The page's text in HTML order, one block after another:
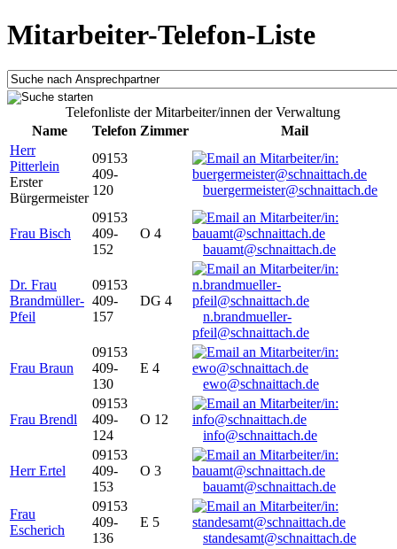
Mitarbeiter-Telefon-Liste
Telefonliste der Mitarbeiter/innen der Verwaltung
Name
Telefon Zimmer
Mail
Herr
Pitterlein
Erster
Bürgermeister
09153
409-
120
buergermeister@schnaittach.de
Frau Bisch
09153
409-
152
O 4
bauamt@schnaittach.de
Dr. Frau
Brandmüller-
Pfeil
09153
409-
157
DG 4
n.brandmueller-
pfeil@schnaittach.de
Frau Braun
09153
409-
130
E 4
ewo@schnaittach.de
Frau Brendl
09153
409-
124
O 12
info@schnaittach.de
Herr Ertel
09153
409-
153
O 3
bauamt@schnaittach.de
Frau
Escherich
09153
409-
136
E 5
standesamt@schnaittach.de